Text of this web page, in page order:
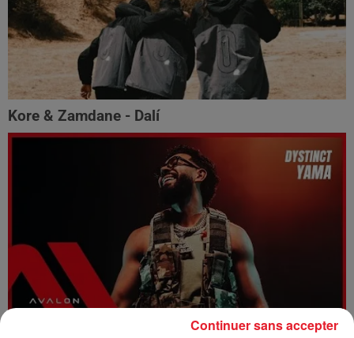
Kore & Zamdane - Dalí
Continuer sans accepter